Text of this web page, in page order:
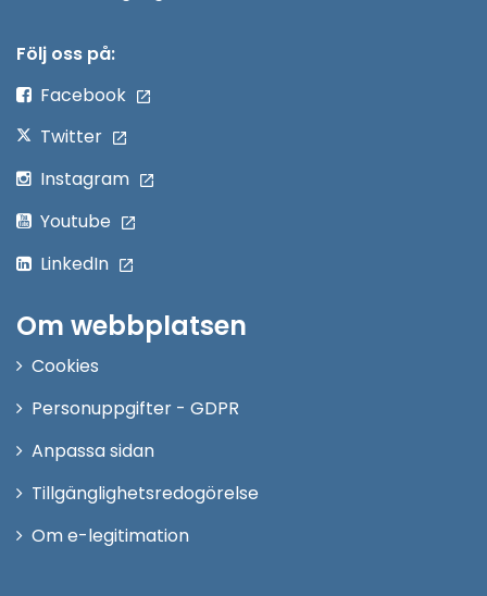
Följ oss på:
Facebook
Twitter
Instagram
Youtube
LinkedIn
Om webbplatsen
Cookies
Personuppgifter - GDPR
Anpassa sidan
Tillgänglighetsredogörelse
Om e-legitimation